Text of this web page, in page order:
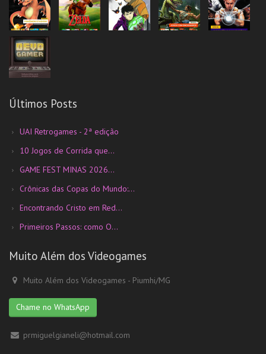
Últimos Posts
UAI Retrogames - 2ª edição
10 Jogos de Corrida que...
GAME FEST MINAS 2026...
Crônicas das Copas do Mundo:...
Encontrando Cristo em Red...
Primeiros Passos: como O...
Muito Além dos Videogames
Muito Além dos Videogames - Piumhi/MG
Chame no WhatsApp
prmiguelgianeli@hotmail.com